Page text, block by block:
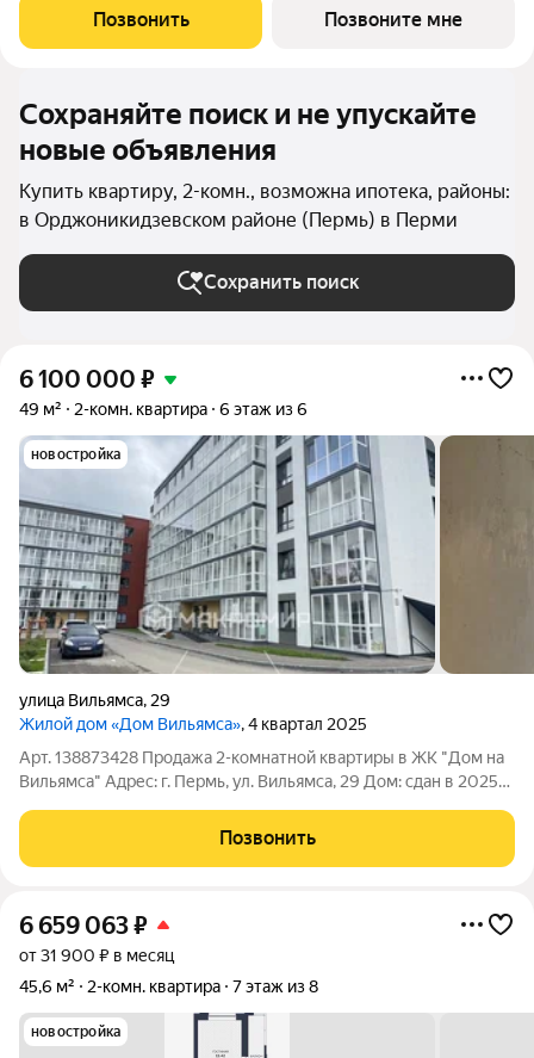
зарубежного производства. Всё необходимое в пешей
доступности: детские сады и гимназия,
Позвонить Позвоните мне
Сохраняйте поиск и не упускайте
новые объявления
Купить квартиру, 2-комн., возможна ипотека, районы:
в Орджоникидзевском районе (Пермь) в Перми
Сохранить поиск
6 100 000 ₽
49 м² 2-комн. квартира 6 этаж из 6
новостройка
улица Вильямса, 29
Жилой дом «Дом Вильямса», 4 квартал 2025
Арт. 138873428 Продажа 2-комнатной квартиры в ЖК "Дом на
Вильямса" Адрес: г. Пермь, ул. Вильямса, 29 Дом: сдан в 2025
никаких верхних соседей Площадь: 49 м Ремонт: предчистовая
отделка от
Позвонить
6 659 063₽
от 31 900 ₽ в месяц
45,6 м²
2-комн. квартира 7 этаж из 8
новостройка